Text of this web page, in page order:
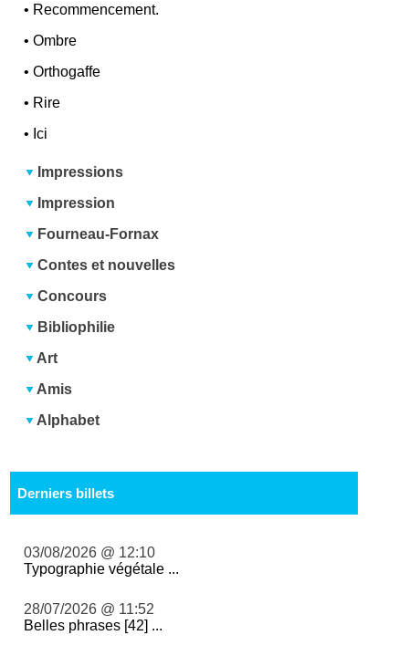
• Recommencement.
•Ombre
•Orthogaffe
• Rire
• Ici
Impressions
Impression
Fourneau-Fornax
Contes et nouvelles
Concours
Bibliophilie
Art
Amis
Alphabet
Derniers billets
03/08/2026 @ 12:10
Typographie végétale ...
28/07/2026 @ 11:52
Belles phrases [42] ...